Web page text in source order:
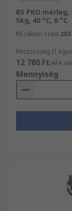
RS PRO
5kg, 40 °C, 0 °C
RS raktári szám
Részösszeg (1
12 780 Ft(ÁFA
Mennyiség